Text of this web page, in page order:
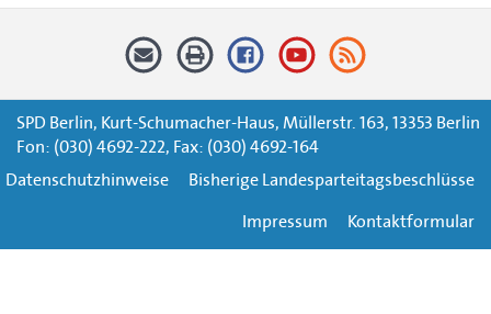
SPD Berlin, Kurt-Schumacher-Haus, Müllerstr. 163, 13353 Berlin
Fon: (030) 4692-222, Fax: (030) 4692-164
Datenschutzhinweise
Bisherige Landesparteitagsbeschlüsse
Impressum
Kontaktformular